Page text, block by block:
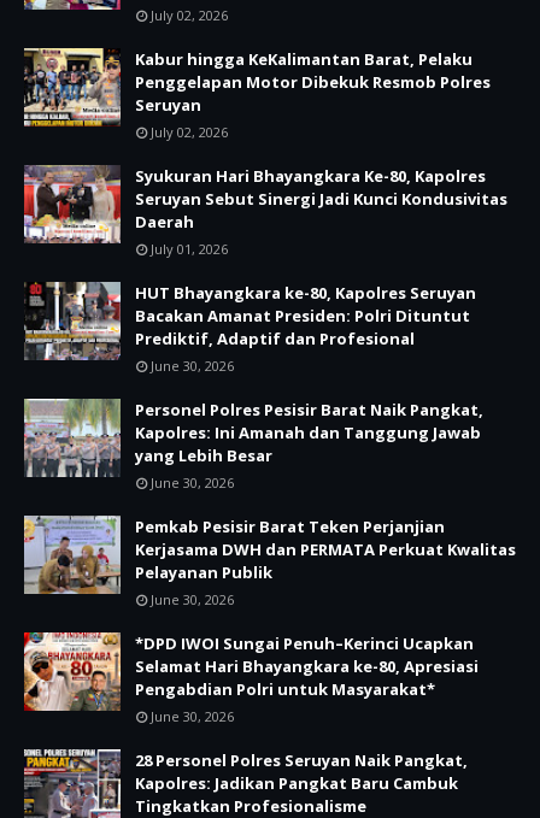
July 02, 2026
Kabur hingga KeKalimantan Barat, Pelaku
Penggelapan Motor Dibekuk Resmob Polres
Seruyan
July 02, 2026
Syukuran Hari Bhayangkara Ke-80, Kapolres
Seruyan Sebut Sinergi Jadi Kunci Kondusivitas
Daerah
July 01, 2026
HUT Bhayangkara ke-80, Kapolres Seruyan
Bacakan Amanat Presiden: Polri Dituntut
Prediktif, Adaptif dan Profesional
June 30, 2026
Personel Polres Pesisir Barat Naik Pangkat,
Kapolres: Ini Amanah dan Tanggung Jawab
yang Lebih Besar
June 30, 2026
Pemkab Pesisir Barat Teken Perjanjian
Kerjasama DWH dan PERMATA Perkuat Kwalitas
Pelayanan Publik
June 30, 2026
*DPD IWOI Sungai Penuh–Kerinci Ucapkan
Selamat Hari Bhayangkara ke-80, Apresiasi
Pengabdian Polri untuk Masyarakat*
June 30, 2026
28 Personel Polres Seruyan Naik Pangkat,
Kapolres: Jadikan Pangkat Baru Cambuk
Tingkatkan Profesionalisme